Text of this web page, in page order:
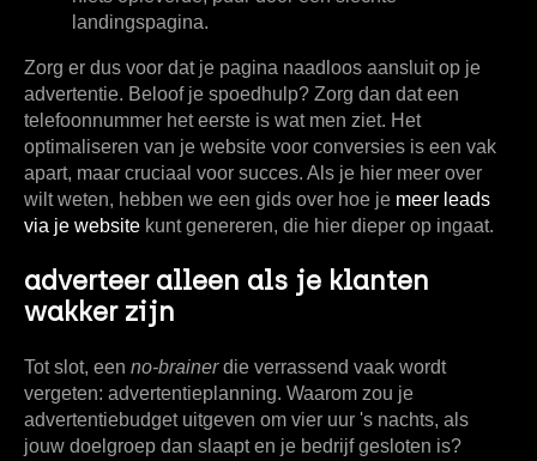
landingspagina.
Zorg er dus voor dat je pagina naadloos aansluit op je
advertentie. Beloof je spoedhulp? Zorg dan dat een
telefoonnummer het eerste is wat men ziet. Het
optimaliseren van je website voor conversies is een vak
apart, maar cruciaal voor succes. Als je hier meer over
wilt weten, hebben we een gids over hoe je meer leads
via je website kunt genereren, die hier dieper op ingaat.
adverteer alleen als je klanten
wakker zijn
Tot slot, een no-brainerdie verrassend vaak wordt
vergeten: advertentieplanning. Waarom zou je
advertentiebudget uitgeven om vier uur 's nachts, als
jouw doelgroep dan slaapt en je bedrijf gesloten is?